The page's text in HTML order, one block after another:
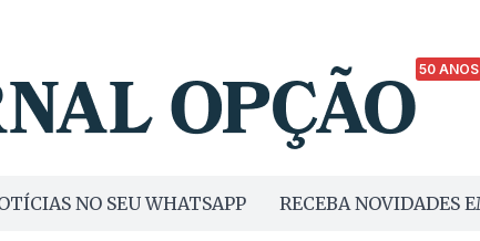
50 ANOS
NO SEU WHATSAPP RECEBA NOVIDADES